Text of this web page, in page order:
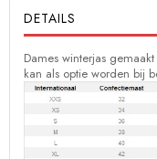
DETAILS
Dames winterjas
kan als optie worden bij